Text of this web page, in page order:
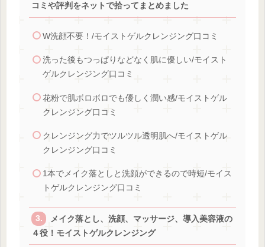
コミや評判をネットで拾ってまとめました
W洗顔不要！/モイストゲルクレンジング口コミ
洗った後もつっぱりなどなく肌に優しい/モイスト
ゲルクレンジング口コミ
花粉で肌ボロボロでも優しく潤い感/モイストゲル
クレンジング口コミ
クレンジング力でツルツル透明肌へ/モイストゲル
クレンジング口コミ
1本でメイク落としと洗顔ができるので時短/モイス
トゲルクレンジング口コミ
メイク落とし、洗顔、マッサージ、導入美容液の
４役！モイストゲルクレンジング